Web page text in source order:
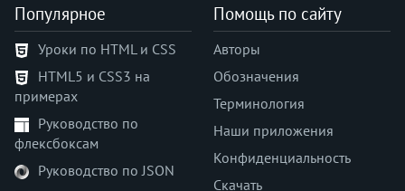
Популярное
Уроки по HTML и CSS
HTML5 и CSS3 на
примерах
Руководство по
флексбоксам
Руководство по JSON
Помощь по сайту
Авторы
Обозначения
Терминология
Наши приложения
Конфиденциальность
Скачать